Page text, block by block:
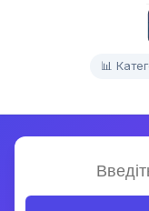
📊